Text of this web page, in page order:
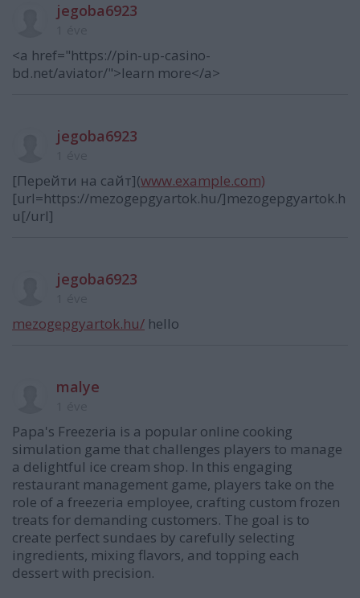
jegoba6923
<a href="https://pin-up-casino-
bd.net/aviator/">learn more</a>
jegoba6923
[Перейти на сайт](www.example.com)
[url=https://mezogepgyartok.hu/]mezogepgyartok.h
u[/url]
jegoba6923
mezogepgyartok.hu/ hello
malye
Papa's Freezeria is a popular online cooking
simulation game that challenges players to manage
a delightful ice cream shop. In this engaging
restaurant management game, players take on the
role of a freezeria employee, crafting custom frozen
treats for demanding customers. The goal is to
create perfect sundaes by carefully selecting
ingredients, mixing flavors, and topping each
dessert with precision.